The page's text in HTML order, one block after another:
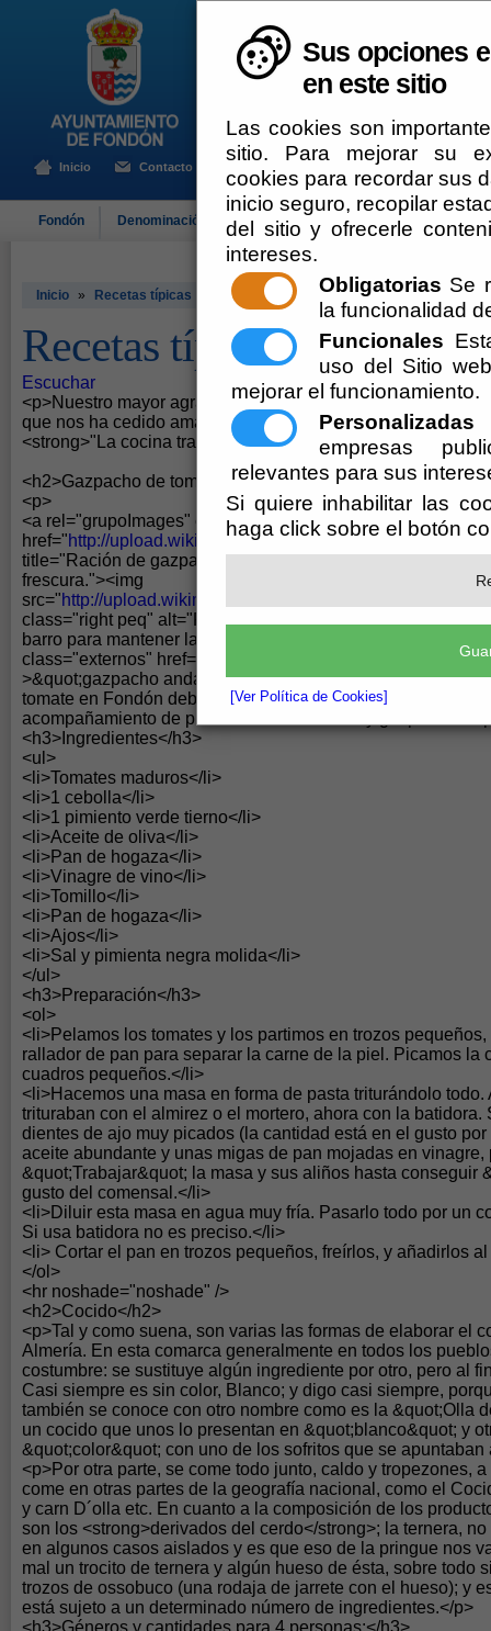
Sus opciones
en este sitio
Las cookies son
sitio. Para mejorar su
cookies para recordar sus
inicio seguro, recopilar
del sitio y ofrecerle
intereses.
Obligatorias Se
la funcionalidad
Funcionales
uso del Sitio
mejorar el funcionamiento.
Personalizadas
empresas
relevantes para sus
Si quiere inhabilitar las
haga click sobre el botón
[Ver Política de Cookies]
Inicio Contacto
Fondón Denominación de Origen El Ayuntamiento Turismo
Inicio » Recetas típicas
Recetas típicas
Escuchar
<p>Nuestro mayor agradecimiento a <strong>Antonio
que nos ha cedido amablemente las recetas aquí
<strong>"La cocina tradicional de Filabres Alhamilla"</
<h2>Gazpacho de tomate</h2>
<p>
<a rel="grupoImages" class="imagen"
href="http://upload.wikimedia.org/wikipedia/commons/c/c0/
title="Ración de gazpacho servido en su clásica cazuela de
frescura."><img
src="http://upload.wikimedia.org/wikipedia/commons/c/c0/
class="right peq" alt="Ración de gazpacho servido en su
barro para mantener la frescura." /></a> Es muy similar al
class="externos" href="
http://es.wikipedia.org/wiki/Gazpacho
>&quot;gazpacho andaluz&quot;</a>. A finales de verano
tomate en Fondón debido a su tardía vega por cuestiones
acompañamiento de plato frío en ensaladas y gazpachos.</
<h3>Ingredientes</h3>
<ul>
<li>Tomates maduros</li>
<li>1 cebolla</li>
<li>1 pimiento verde tierno</li>
<li>Aceite de oliva</li>
<li>Pan de hogaza</li>
<li>Vinagre de vino</li>
<li>Tomillo</li>
<li>Pan de hogaza</li>
<li>Ajos</li>
<li>Sal y pimienta negra molida</li>
</ul>
<h3>Preparación</h3>
<ol>
<li>Pelamos los tomates y los partimos en trozos
rallador de pan para separar la carne de la piel. Picamos la
cuadros pequeños.</li>
<li>Hacemos una masa en forma de pasta triturándolo todo.
trituraban con el almirez o el mortero, ahora con la batidora.
dientes de ajo muy picados (la cantidad está en el gusto
aceite abundante y unas migas de pan mojadas en vinagre,
&quot;Trabajar&quot; la masa y sus aliños hasta conseguir
gusto del comensal.</li>
<li>Diluir esta masa en agua muy fría. Pasarlo todo por un
Si usa batidora no es preciso.</li>
<li> Cortar el pan en trozos pequeños, freírlos, y añadirlos
</ol>
<hr noshade="noshade" />
<h2>Cocido</h2>
<p>Tal y como suena, son varias las formas de elaborar el
Almería. En esta comarca generalmente en todos los
costumbre: se sustituye algún ingrediente por otro, pero al
Casi siempre es sin color, Blanco; y digo casi siempre,
también se conoce con otro nombre como es la &quot;Olla
un cocido que unos lo presentan en &quot;blanco&quot; y
&quot;color&quot; con uno de los sofritos que se apuntaban
<p>Por otra parte, se come todo junto, caldo y tropezones,
come en otras partes de la geografía nacional, como el
y carn D´olla etc. En cuanto a la composición de los
son los <strong>derivados del cerdo</strong>; la ternera,
en algunos casos aislados y es que eso de la pringue nos
mal un trocito de ternera y algún hueso de ésta, sobre todo
trozos de ossobuco (una rodaja de jarrete con el hueso); y
está sujeto a un determinado número de ingredientes.</p>
<h3>Géneros y cantidades para 4 personas:</h3>